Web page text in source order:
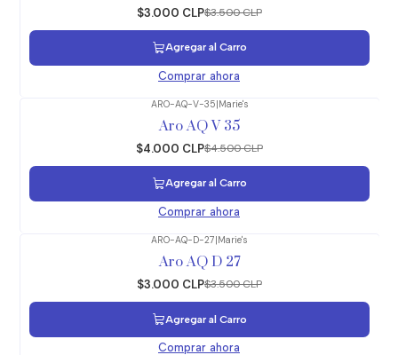
$3.000 CLP$3.500 CLP
Agregar al Carro
Comprar ahora
ARO-AQ-V-35|Marie's
Aro AQ V 35
$4.000 CLP$4.500 CLP
Agregar al Carro
Comprar ahora
ARO-AQ-D-27|Marie's
Aro AQ D 27
$3.000 CLP$3.500 CLP
Agregar al Carro
Comprar ahora